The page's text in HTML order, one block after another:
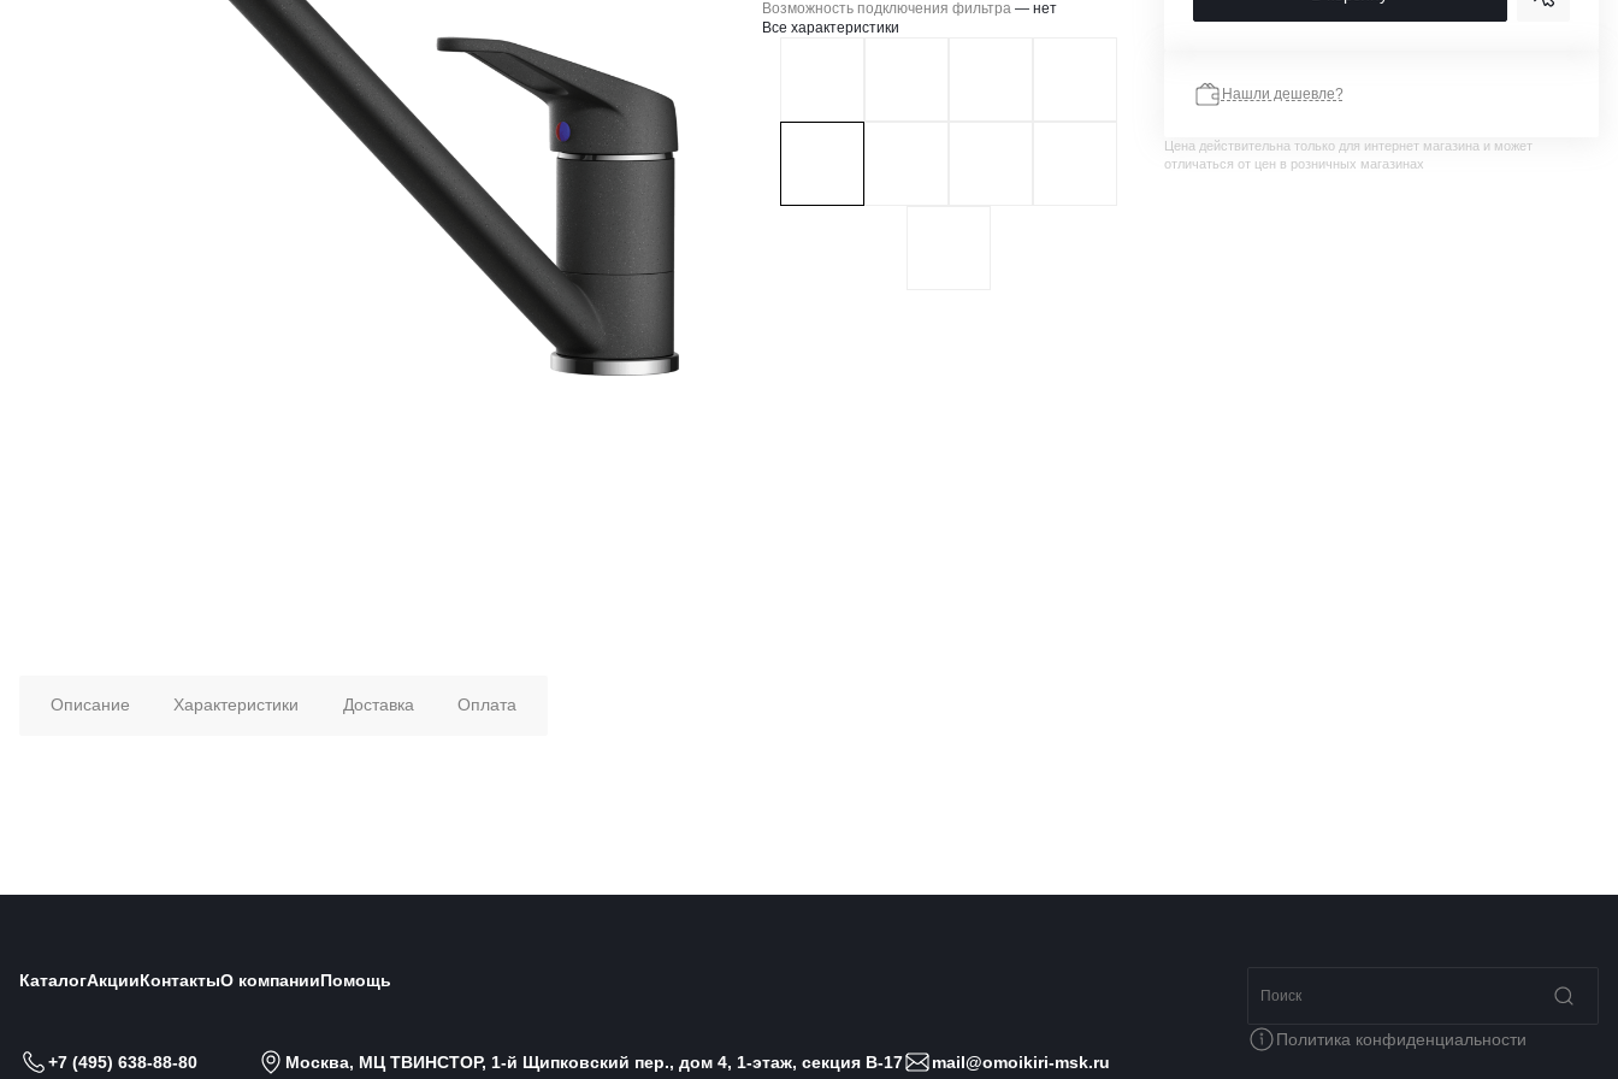
Возможность подключения фильтра —нет
Все характеристики
Нашли дешевле?
Цена действительна только для интернет магазина и может
отличаться от цен в розничных магазинах
Описание Характеристики Доставка Оплата
КаталогАкцииКонтактыО компанииПомощь
+7 (495) 638-88-80 Москва, МЦ ТВИНСТОР, 1-й Щипковский пер., дом 4, 1-этаж, секция B-17 mail@omoikiri-msk.ru
Политика конфиденциальности